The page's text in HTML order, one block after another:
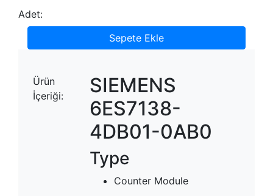
Adet:
Sepete Ekle
Ürün
İçeriği:
SIEMENS
6ES7138-
4DB01-0AB0
Type
Counter Module